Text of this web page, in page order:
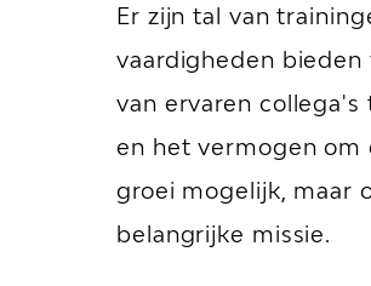
Er zijn tal van
vaardigheden
van ervaren
en het vermogen om
groei mogelijk, maar
belangrijke missie.